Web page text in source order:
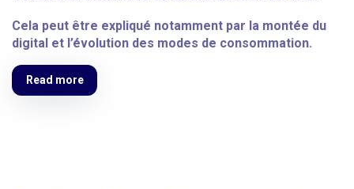
Cela peut être expliqué notamment par la montée du
digital et l’évolution des modes de consommation.
Read more